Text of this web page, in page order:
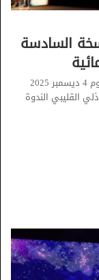
السادسة
وسط حضور إعلامي لافت، انعقدت صباح اليوم 4 ديسمبر 2025
القليبي الندوة